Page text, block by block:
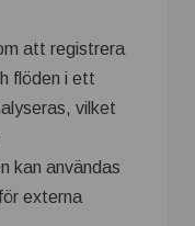
att registrera
flöden i ett
vilket
kan användas
externa